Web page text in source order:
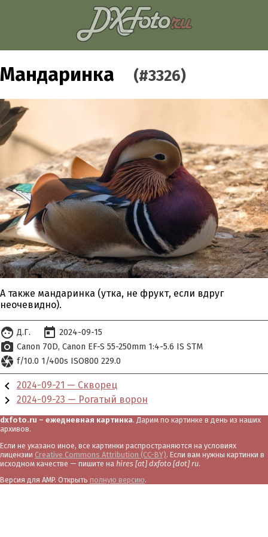
Мандаринка (#3326)
А также мандаринка (утка, не фрукт, если вдруг
неочевидно).
face Д.Г. today 2024-09-15
photo_camera Canon 70D Canon EF-S 55-250mm 1:4-5.6 IS STM
camera f/10.0 1/400s ISO800 229.0
chevron_left 2024-09-21 — Скворец
chevron_right 2024-09-23 — Рогатый ворон
dxfoto.ru – ежедневная картинка. Дарим по картинке в день из наших
архивов.
Если не указано иное, все картинки распространяются на условиях
лицензии Creative Commons Attribution (CC-BY). Если вам нужны картинки в
исходном качестве — пишите на hires [at] dxfoto [dot] ru.
Версия для AMP. Открыть полную версию.